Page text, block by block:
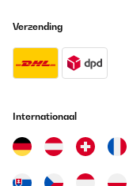
Wenn man sich
zusehen. Es
Amazon-Benutzer
Verzending
Internationaal